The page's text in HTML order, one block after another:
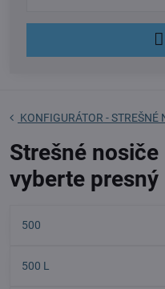
KONFIGURÁTOR - STREŠNÉ
Strešné
vyberte presný
500
500 L